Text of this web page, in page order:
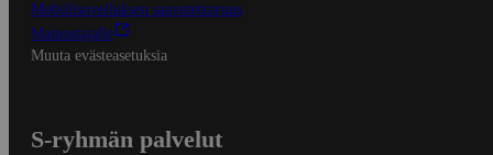
Mobiilisovelluksen saavutettavuus
Mainostajalle
Muuta evästeasetuksia
S-ryhmän palvelut